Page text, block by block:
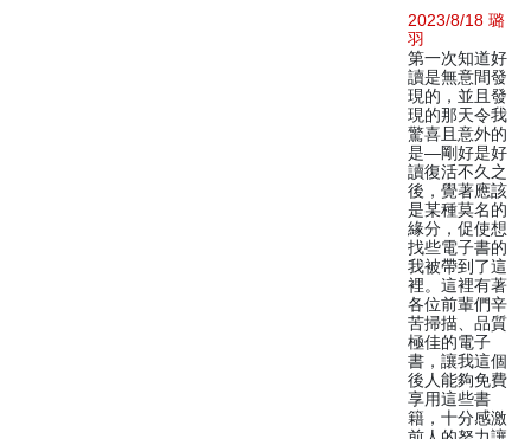
2023/8/18 璐
羽
第一次知道好
讀是無意間發
現的，並且發
現的那天令我
驚喜且意外的
是—剛好是好
讀復活不久之
後，覺著應該
是某種莫名的
緣分，促使想
找些電子書的
我被帶到了這
裡。這裡有著
各位前輩們辛
苦掃描、品質
極佳的電子
書，讓我這個
後人能夠免費
享用這些書
籍，十分感激